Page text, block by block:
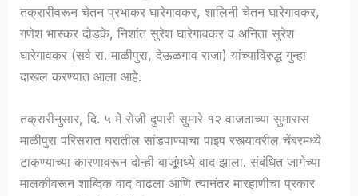
तक्रारीवरून चेतन प्रभाकर घारेगावकर, शालिनी चेतन घारेगावकर,
गणेश भास्कर दोडके, निशांत सुरेश घारेगावकर व अनिता सुरेश
घारेगावकर (सर्व रा. माळीपुरा, देऊळगाव राजा) यांच्याविरुद्ध गुन्हा
दाखल करण्यात आला आहे.
तक्रारीनुसार, दि. ५ मे रोजी दुपारी सुमारे १२ वाजताच्या सुमारास
माळीपुरा परिसरात घरातील सांडपाण्याचा पाइप रस्त्यावरील चेंबरमध्ये
टाकण्याच्या कारणावरून दोन्ही बाजूंमध्ये वाद झाला. संबंधित जागेच्या
मालकीवरून शाब्दिक वाद वाढला आणि त्यानंतर मारहाणीचा प्रकार